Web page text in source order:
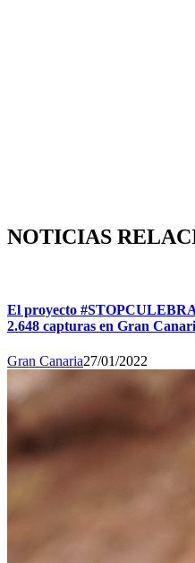
NOTICIAS
El proyecto
2.648 capturas en Gran
Gran Canaria27/01/2022